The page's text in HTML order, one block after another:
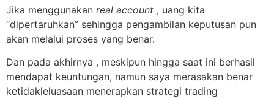
Jika menggunakan real account , uang kita
“dipertaruhkan” sehingga pengambilan keputusan pun
akan melalui proses yang benar.
Dan pada akhirnya , meskipun hingga saat ini berhasil
mendapat keuntungan, namun saya merasakan benar
ketidakleluasaan menerapkan strategi trading